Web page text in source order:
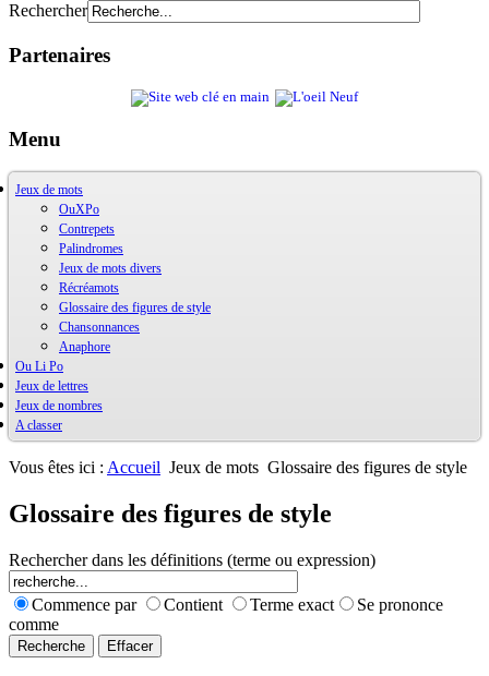
Rechercher
Partenaires
Menu
Jeux de mots
OuXPo
Contrepets
Palindromes
Jeux de mots divers
Récréamots
Glossaire des figures de style
Chansonnances
Anaphore
Ou Li Po
OuLiPo
Base de la Bibliothèque Oulipienne
Oulipiens
G. Perec
Bibliographie
Alphabet
La vie mode d'emploi
Ecrit par des oulipiens
Jeux de lettres
Jeux de nombres
Ludimath
Base Ludimath
Ludimaths : bibliographie
Carrés magiques
Jouez carré
A classer
Vous êtes ici : Accueil Jeux de mots Glossaire des figures de style
Glossaire des figures de style
Rechercher dans les définitions (terme ou expression)
Commence par Contient Terme exact
Se prononce
comme